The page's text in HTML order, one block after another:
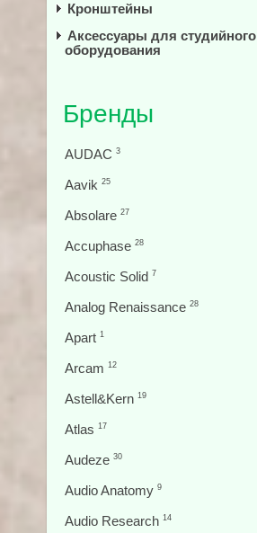
Кронштейны
Аксессуары для студийного
оборудования
Бренды
AUDAC 3
Aavik 25
Absolare 27
Accuphase 28
Acoustic Solid 7
Analog Renaissance 28
Apart 1
Arcam 12
Astell&Kern 19
Atlas 17
Audeze 30
Audio Anatomy 9
Audio Research 14